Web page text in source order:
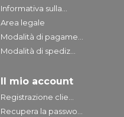
Informativa sulla...
Area legale
Modalità di pagame...
Modalità di spediz...
Il mio account
Registrazione clie...
Recupera la passwo...